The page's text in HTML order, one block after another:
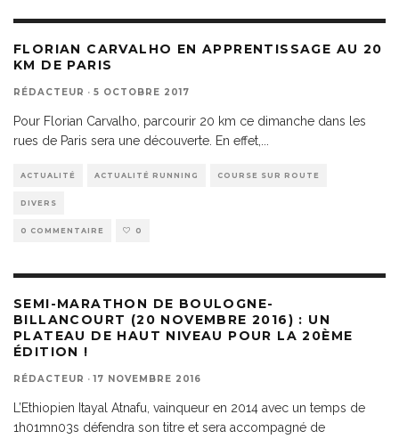
FLORIAN CARVALHO EN APPRENTISSAGE AU 20
KM DE PARIS
RÉDACTEUR · 5 OCTOBRE 2017
Pour Florian Carvalho, parcourir 20 km ce dimanche dans les
rues de Paris sera une découverte. En effet,
ACTUALITÉ ACTUALITÉ RUNNING COURSE SUR ROUTE
DIVERS
0 COMMENTAIRE 0
SEMI-MARATHON DE BOULOGNE-
BILLANCOURT (20 NOVEMBRE 2016) : UN
PLATEAU DE HAUT NIVEAU POUR LA 20ÈME
ÉDITION !
RÉDACTEUR · 17 NOVEMBRE 2016
L’Ethiopien Itayal Atnafu, vainqueur en 2014 avec un temps de
1h01mn03s défendra son titre et sera accompagné de